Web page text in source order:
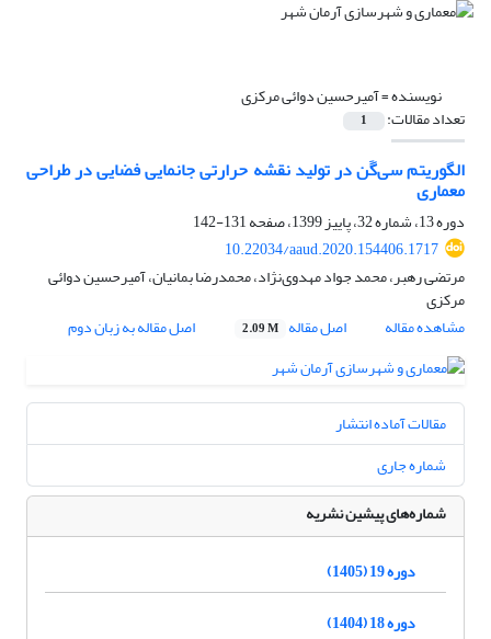
نویسنده =آمیرحسین دوائی مرکزی
تعداد مقالات: 1
الگوریتم سی‌گَن در تولید نقشه حرارتی جانمایی فضایی در طراحی
معماری
دوره 13، شماره 32، پاییز 1399، صفحه
131-142
10.22034/aaud.2020.154406.1717
مرتضی رهبر، محمد جواد مهدوی‌نژاد، محمدرضا بمانیان، آمیرحسین دوائی
مرکزی
مشاهده مقاله
اصل مقاله 2.09 M اصل مقاله به زبان دوم
مقالات آماده انتشار
شماره جاری
شماره‌های پیشین نشریه
دوره 19 (1405)
دوره 18 (1404)